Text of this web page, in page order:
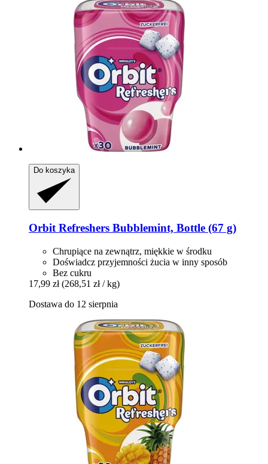
Do koszyka
Orbit Refreshers Bubblemint, Bottle (67 g)
Chrupiące na zewnątrz, miękkie w środku
Doświadcz przyjemności żucia w inny sposób
Bez cukru
17,99 zł (268,51 zł / kg)
Dostawa do 12 sierpnia